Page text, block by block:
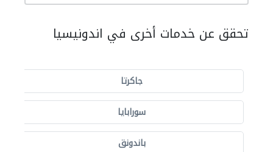
تحقق عن خدمات أخرى في اندونيسيا
جاكرتا
سورابايا
باندونق